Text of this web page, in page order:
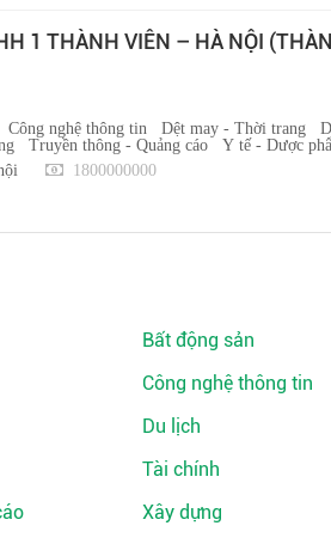
1 THÀNH VIÊN – HÀ NỘI
Công nghệ thông tin Dệt may - Thời trang
Truyền thông - Quảng cáo
Y tế - Dược
1800000000
Bất động sản
Công nghệ thông tin
Du lịch
Tài chính
Xây dựng